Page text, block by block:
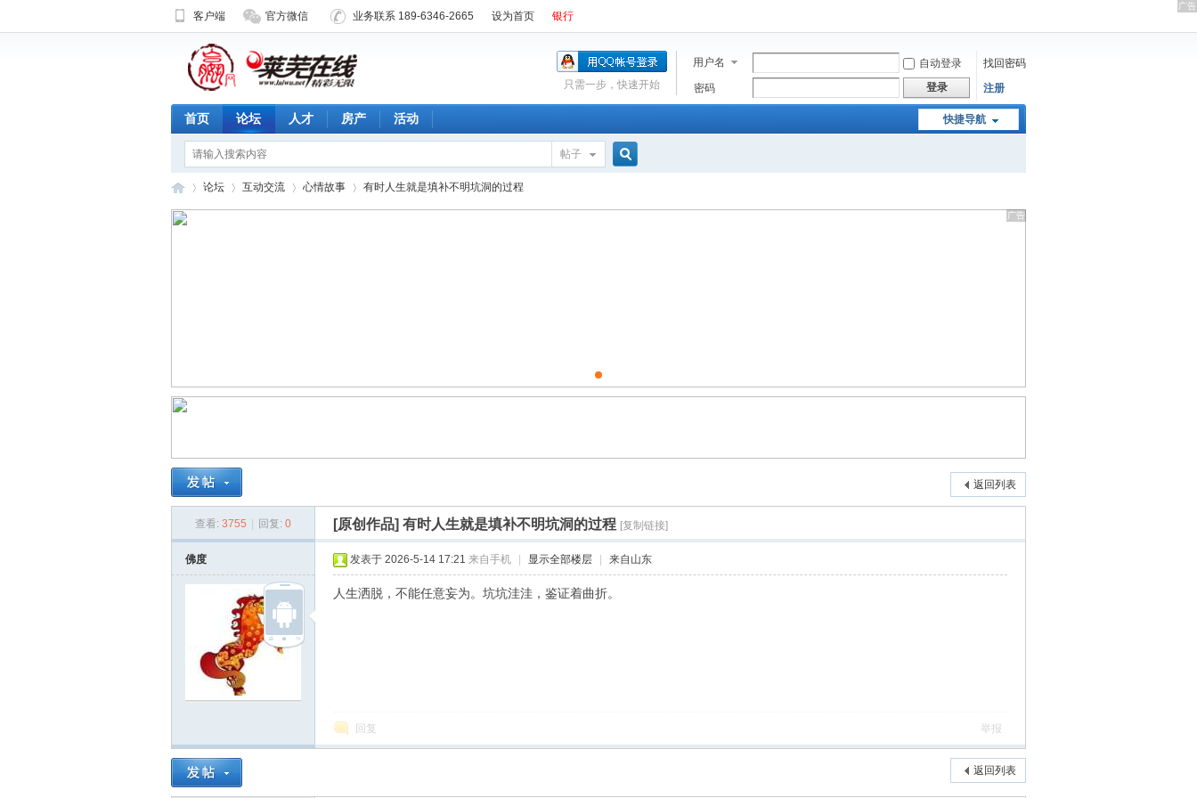
客户端 官方微信 业务联系 189-6346-2665 设为首页 银行
用户名 自动登录
找回密码
密码
登录 注册
只需一步，快速开始
快捷导航
首页 论坛 人才 房产 活动
帖子
论坛 互动交流 心情故事 有时人生就是填补不明坑洞的过程
返回列表
查看: 3755 回复: 0 [原创作品] 有时人生就是填补不明坑洞的过程 [复制链接]
佛度 发表于 2026-5-14 17:21 来自手机 显示全部楼层 来自山东
人生洒脱，不能任意妄为。坑坑洼洼，鉴证着曲折。
回复 举报
返回列表